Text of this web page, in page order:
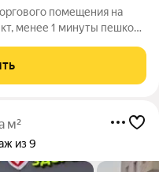
помещения на
менее 1 минуты пешком.
ти этажного дома.
м²
из 9